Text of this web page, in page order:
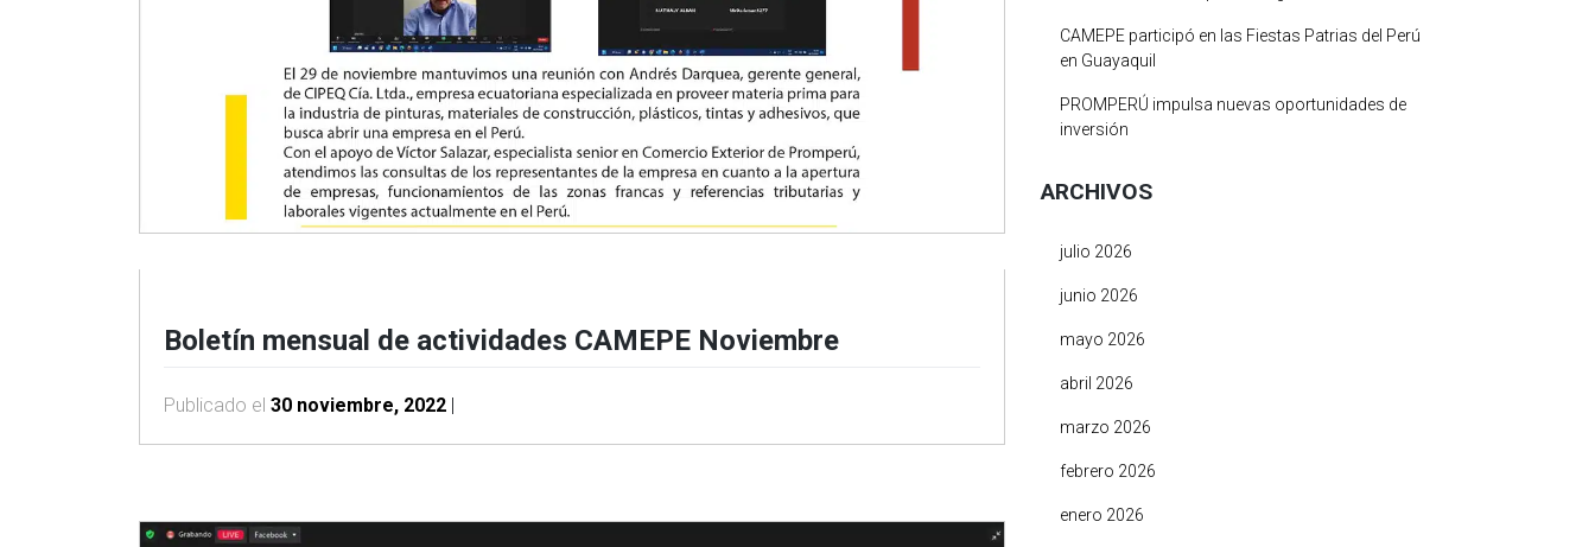
Boletín mensual de actividades CAMEPE Noviembre
Publicado el 30 noviembre, 2022
CAMEPE participó en las Fiestas Patrias del Perú
en Guayaquil
PROMPERÚ impulsa nuevas oportunidades de
inversión
ARCHIVOS
julio 2026
junio 2026
mayo 2026
abril 2026
marzo 2026
febrero 2026
enero 2026